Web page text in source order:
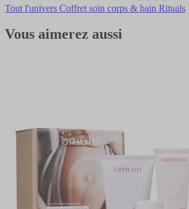
Tout l'univers Coffret soin corps & bain Rituals
Vous aimerez aussi